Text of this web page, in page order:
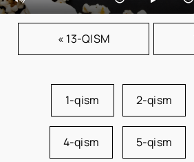
« 13-QISM
1-qism 2-qism
4-qism 5-qism